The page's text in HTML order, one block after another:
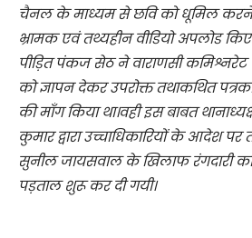
चैनल के माध्यम से छवि को धूमिल
भ्रामक एवं तथ्यहीन वीडियो अपलोड
पीड़ित पंकज सेठ ने वाराणसी
को ज्ञापन देकर उपरोक्त तथाकथित
की माँग किया था।वही इस बाबत
कुमार द्वारा उच्चाधिकारियों के आदेश पर
सुनील जायसवाल के खिलाफ रंगदारी
पड़ताल शुरू कर दी गयी।